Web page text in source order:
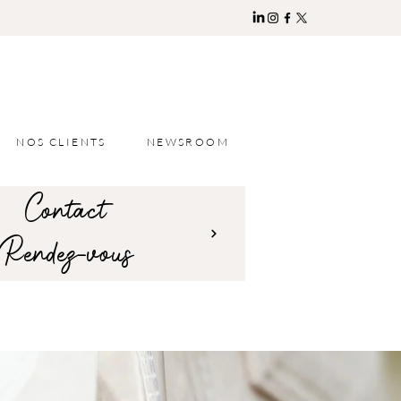
NOS CLIENTS NEWSROOM
vous
Contact